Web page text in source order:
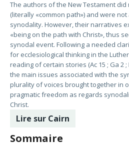
The authors of the New Testament
(literally «common path») and were
synodality. However, their narratives
«being on the path with Christ», thus
synodal event. Following a needed
for ecclesiological thinking in the
reading of certain stories (Ac 15 ; Ga 2 ;
the main issues associated with the
plurality of voices brought together in
pragmatic freedom as regards
Christ.
Lire sur Cairn
Sommaire